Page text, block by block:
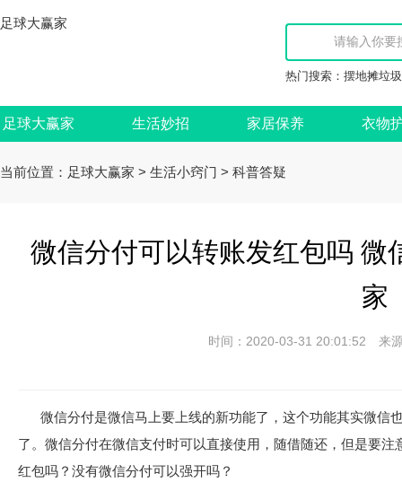
足球大赢家
热门搜索： 摆地摊垃
足球大赢家 生活妙招 家居保养 衣物
当前位置： 足球大赢家 > 生活小窍门 > 科普答疑
微信分付可以转账发红包吗 微
家
时间：2020-03-31 20:01:52 来
微信分付是微信马上要上线的新功能了，这个功能其实微信
了。微信分付在微信支付时可以直接使用，随借随还，但是要
红包吗？没有微信分付可以强开吗？